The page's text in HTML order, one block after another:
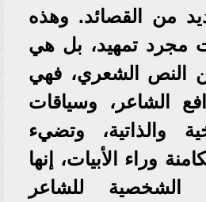
من القصائد. وهذه
مجرد تمهيد، بل هي
النص الشعري، فهي
الشاعر، وسياقات
والذاتية، وتضيء
وراء الأبيات، إنها
الشخصية للشاعر